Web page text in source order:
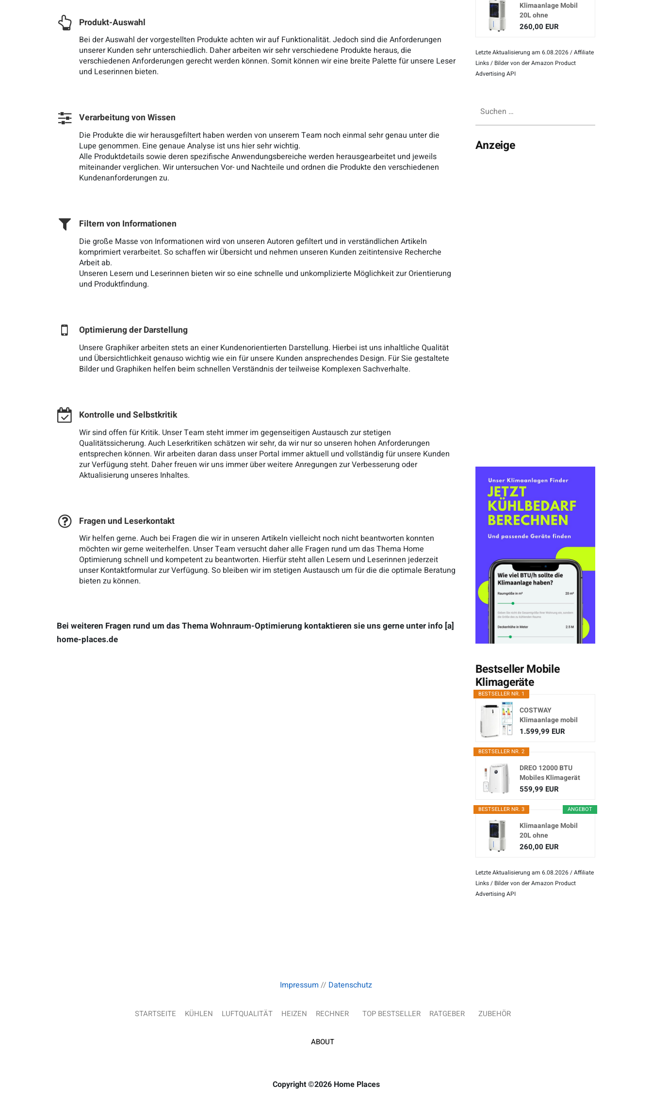
Produkt-Auswahl
Bei der Auswahl der vorgestellten Produkte achten wir auf Funktionalität. Jedoch sind die Anforderungen
unserer Kunden sehr unterschiedlich. Daher arbeiten wir sehr verschiedene Produkte heraus, die
verschiedenen Anforderungen gerecht werden können. Somit können wir eine breite Palette für unsere Leser
und Leserinnen bieten.
Verarbeitung von Wissen
Die Produkte die wir herausgefiltert haben werden von unserem Team noch einmal sehr genau unter die
Lupe genommen. Eine genaue Analyse ist uns hier sehr wichtig.
Alle Produktdetails sowie deren spezifische Anwendungsbereiche werden herausgearbeitet und jeweils
miteinander verglichen. Wir untersuchen Vor- und Nachteile und ordnen die Produkte den verschiedenen
Kundenanforderungen zu.
Filtern von Informationen
Die große Masse von Informationen wird von unseren Autoren gefiltert und in verständlichen Artikeln
komprimiert verarbeitet. So schaffen wir Übersicht und nehmen unseren Kunden zeitintensive Recherche
Arbeit ab.
Unseren Lesern und Leserinnen bieten wir so eine schnelle und unkomplizierte Möglichkeit zur Orientierung
und Produktfindung.
Optimierung der Darstellung
Unsere Graphiker arbeiten stets an einer Kundenorientierten Darstellung. Hierbei ist uns inhaltliche Qualität
und Übersichtlichkeit genauso wichtig wie ein für unsere Kunden ansprechendes Design. Für Sie gestaltete
Bilder und Graphiken helfen beim schnellen Verständnis der teilweise Komplexen Sachverhalte.
Kontrolle und Selbstkritik
Wir sind offen für Kritik. Unser Team steht immer im gegenseitigen Austausch zur stetigen
Qualitätssicherung. Auch Leserkritiken schätzen wir sehr, da wir nur so unseren hohen Anforderungen
entsprechen können. Wir arbeiten daran dass unser Portal immer aktuell und vollständig für unsere Kunden
zur Verfügung steht. Daher freuen wir uns immer über weitere Anregungen zur Verbesserung oder
Aktualisierung unseres Inhaltes.
Fragen und Leserkontakt
Wir helfen gerne. Auch bei Fragen die wir in unseren Artikeln vielleicht noch nicht beantworten konnten
möchten wir gerne weiterhelfen. Unser Team versucht daher alle Fragen rund um das Thema Home
Optimierung schnell und kompetent zu beantworten. Hierfür steht allen Lesern und Leserinnen jederzeit
unser Kontaktformular zur Verfügung. So bleiben wir im stetigen Austausch um für die die optimale Beratung
bieten zu können.
Bei weiteren Fragen rund um das Thema Wohnraum-Optimierung kontaktieren sie uns gerne unter info [a]
home-places.de
Klimaanlage Mobil
20L ohne
Abluftschlauch
260,00 EUR
Letzte Aktualisierung am 6.08.2026 / Affiliate
Links / Bilder von der Amazon Product
Advertising API
nach:
Anzeige
Bestseller Mobile
Klimageräte
BESTSELLER NR. 1
COSTWAY
Klimaanlage mobil
16000BTU,
1.599,99 EUR
BESTSELLER NR. 2
DREO 12000 BTU
Mobiles Klimagerät
(3-in...
559,99 EUR
ANGEBOT
BESTSELLER NR. 3
Klimaanlage Mobil
20L ohne
Abluftschlauch
260,00 EUR
Letzte Aktualisierung am 6.08.2026 / Affiliate
Links / Bilder von der Amazon Product
Advertising API
Impressum // Datenschutz
STARTSEITE KÜHLEN LUFTQUALITÄT HEIZEN RECHNER TOP BESTSELLER RATGEBER ZUBEHÖR
ABOUT
Copyright ©2026 Home Places